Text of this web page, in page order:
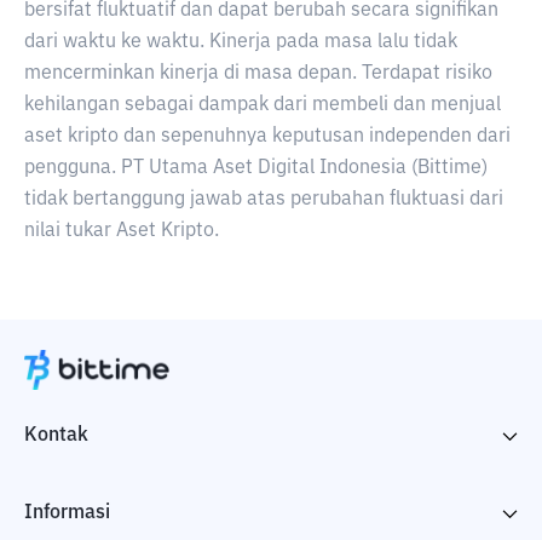
bersifat fluktuatif dan dapat berubah secara signifikan
dari waktu ke waktu. Kinerja pada masa lalu tidak
mencerminkan kinerja di masa depan. Terdapat risiko
kehilangan sebagai dampak dari membeli dan menjual
aset kripto dan sepenuhnya keputusan independen dari
pengguna. PT Utama Aset Digital Indonesia (Bittime)
tidak bertanggung jawab atas perubahan fluktuasi dari
nilai tukar Aset Kripto.
Kontak
Informasi